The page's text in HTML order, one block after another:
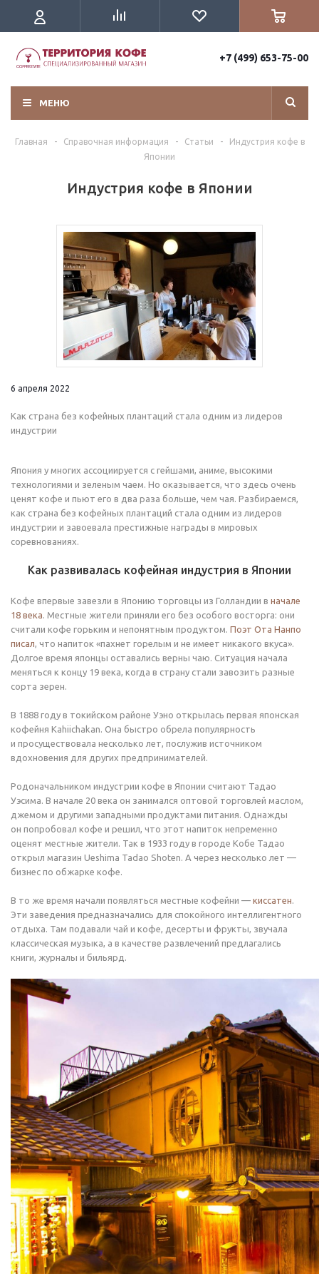
+7 (499) 653-75-00
МЕНЮ
Главная - Справочная информация - Статьи -
Индустрия кофе в
Японии
Индустрия кофе в Японии
6 апреля 2022
Как страна без кофейных плантаций стала одним из лидеров
индустрии
Япония у многих ассоциируется с гейшами, аниме, высокими
технологиями и зеленым чаем. Но оказывается, что здесь очень
ценят кофе и пьют его в два раза больше, чем чая. Разбираемся,
как страна без кофейных плантаций стала одним из лидеров
индустрии и завоевала престижные награды в мировых
соревнованиях.
Как развивалась кофейная индустрия в Японии
Кофе впервые завезли в Японию торговцы из Голландии в начале
18 века. Местные жители приняли его без особого восторга: они
считали кофе горьким и непонятным продуктом. Поэт Ота Нанпо
писал, что напиток «пахнет горелым и не имеет никакого вкуса».
Долгое время японцы оставались верны чаю. Ситуация начала
меняться к концу 19 века, когда в страну стали завозить разные
сорта зерен.
В 1888 году в токийском районе Уэно открылась первая японская
кофейня Kahiichakan. Она быстро обрела популярность
и просуществовала несколько лет, послужив источником
вдохновения для других предпринимателей.
Родоначальником индустрии кофе в Японии считают Тадао
Уэсима. В начале 20 века он занимался оптовой торговлей маслом,
джемом и другими западными продуктами питания. Однажды
он попробовал кофе и решил, что этот напиток непременно
оценят местные жители. Так в 1933 году в городе Кобе Тадао
открыл магазин Ueshima Tadao Shoten. А через несколько лет —
бизнес по обжарке кофе.
В то же время начали появляться местные кофейни — киссатен.
Эти заведения предназначались для спокойного интеллигентного
отдыха. Там подавали чай и кофе, десерты и фрукты, звучала
классическая музыка, а в качестве развлечений предлагались
книги, журналы и бильярд.